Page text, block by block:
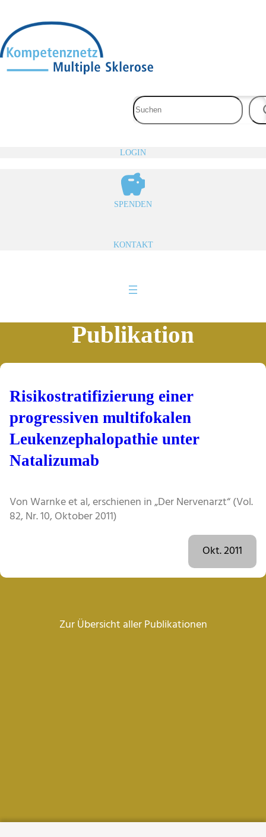
Inhalt
springen
LOGIN
SPENDEN
KONTAKT
Publikation
Risikostratifizierung einer
progressiven multifokalen
Leukenzephalopathie unter
Natalizumab
Von Warnke et al, erschienen in „Der Nervenarzt“ (Vol.
82, Nr. 10, Oktober 2011)
Okt. 2011
Zur Übersicht aller Publikationen